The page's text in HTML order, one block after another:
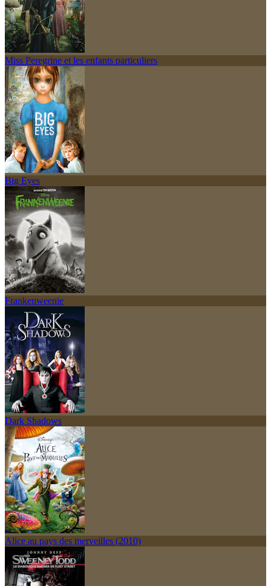
Miss Peregrine et les enfants particuliers
Big Eyes
Frankenweenie
Dark Shadows
Alice au pays des merveilles (2010)